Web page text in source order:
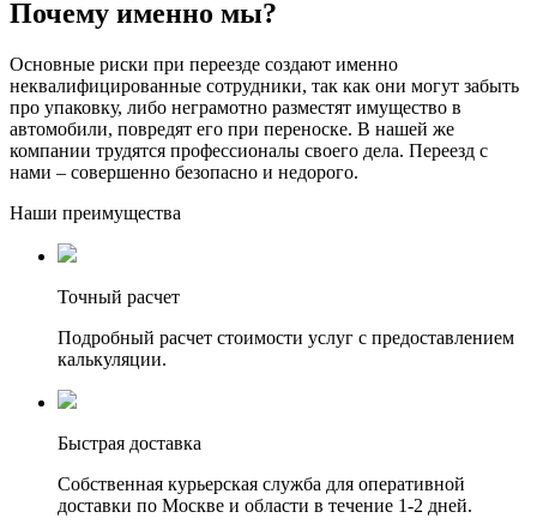
Почему именно мы?
Основные риски при переезде создают именно
неквалифицированные сотрудники, так как они могут забыть
про упаковку, либо неграмотно разместят имущество в
автомобили, повредят его при переноске. В нашей же
компании трудятся профессионалы своего дела. Переезд с
нами – совершенно безопасно и недорого.
Наши преимущества
Точный расчет
Подробный расчет стоимости услуг с предоставлением
калькуляции.
Быстрая доставка
Собственная курьерская служба для оперативной
доставки по Москве и области в течение 1-2 дней.